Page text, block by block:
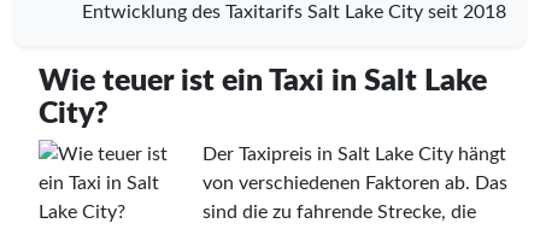
Entwicklung des Taxitarifs Salt Lake City seit 2018
Wie teuer ist ein Taxi in Salt Lake
City?
Der Taxipreis in Salt Lake City hängt
von verschiedenen Faktoren ab. Das
sind die zu fahrende Strecke, die